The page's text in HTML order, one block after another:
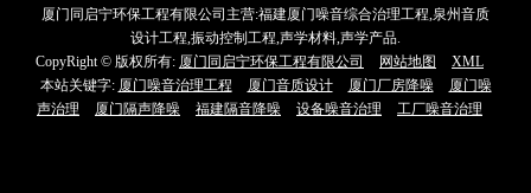
厦门同启宁环保工程有限公司主营:福建厦门噪音综合治理工程,泉州音质
设计工程,振动控制工程,声学材料,声学产品.
CopyRight © 版权所有: 厦门同启宁环保工程有限公司 网站地图
XML
本站关键字: 厦门噪音治理工程 厦门音质设计 厦门厂房降噪
厦门噪
声治理
厦门隔声降噪 福建隔音降噪 设备噪音治理 工厂噪音治理